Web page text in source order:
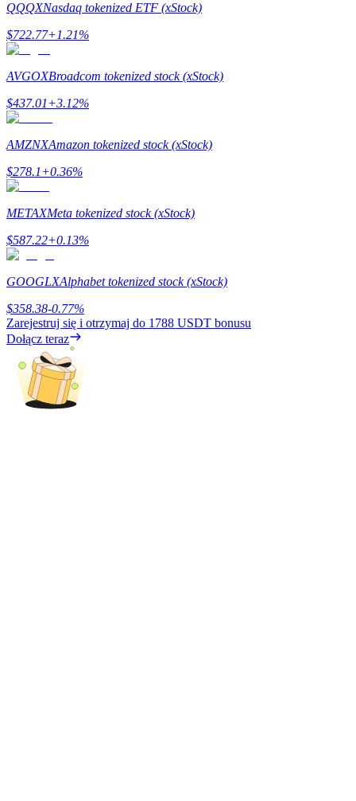
BTC Welcome Rewards
BTC Welcome Rewards
Deposit & Trade BTC to Share 25000 USDT prize pool!
Deposit CASHCAT & Win
Share 500000 CASHCAT prize pool
Exclusive for BitMart Users
QQQXNasdaq tokenized ETF (xStock)
$722.77+1.21%
AVGOXBroadcom tokenized stock (xStock)
$437.01+3.12%
AMZNXAmazon tokenized stock (xStock)
$278.1+0.36%
METAXMeta tokenized stock (xStock)
$587.22+0.13%
GOOGLXAlphabet tokenized stock (xStock)
$358.38-0.77%
Zarejestruj się i otrzymaj do 1788 USDT bonusu
Dołącz teraz